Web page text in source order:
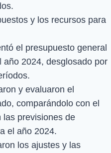
y los recursos para
el presupuesto general
año 2024, desglosado por
y evaluaron el
comparándolo con el
las previsiones de
el año 2024.
los ajustes y las